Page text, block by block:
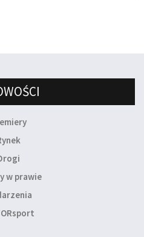
w prawie